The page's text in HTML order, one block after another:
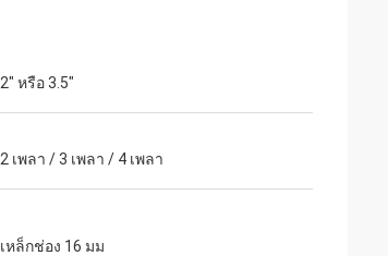
2" หรือ 3.5"
2 เพลา / 3 เพลา / 4 เพลา
เหล็กช่อง 16 มม